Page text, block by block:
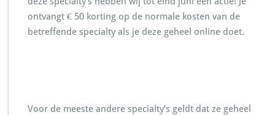
ontvangt € 50 korting op de normale kosten van de
betreffende specialty als je deze geheel online doet.
Voor de meeste andere specialty’s geldt dat ze geheel